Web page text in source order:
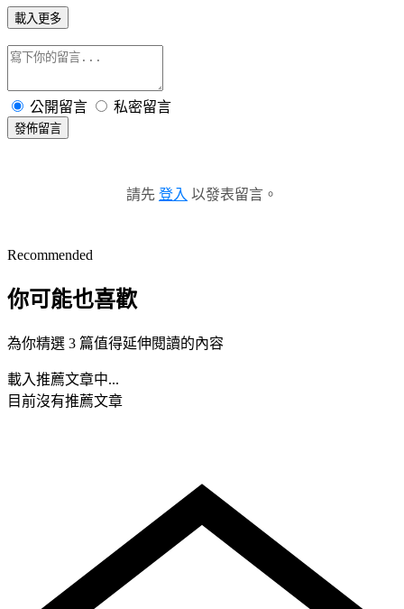
載入更多
公開留言 私密留言
發佈留言
請先 登入 以發表留言。
Recommended
你可能也喜歡
為你精選 3 篇值得延伸閱讀的內容
載入推薦文章中...
目前沒有推薦文章